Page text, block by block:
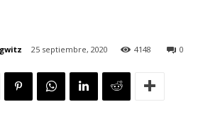
25 septiembre, 2020 0
4148